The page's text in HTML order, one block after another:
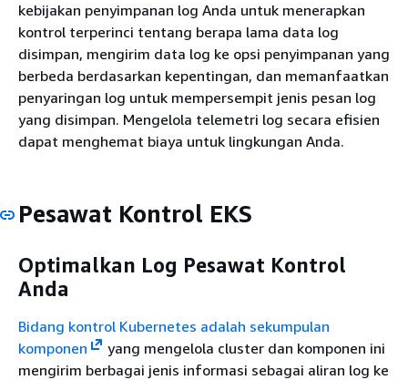
kebijakan penyimpanan log Anda untuk menerapkan
kontrol terperinci tentang berapa lama data log
disimpan, mengirim data log ke opsi penyimpanan yang
berbeda berdasarkan kepentingan, dan memanfaatkan
penyaringan log untuk mempersempit jenis pesan log
yang disimpan. Mengelola telemetri log secara efisien
dapat menghemat biaya untuk lingkungan Anda.
Pesawat Kontrol EKS
Optimalkan Log Pesawat Kontrol
Anda
Bidang kontrol Kubernetes adalah sekumpulan
komponen
yang mengelola cluster dan komponen ini
mengirim berbagai jenis informasi sebagai aliran log ke